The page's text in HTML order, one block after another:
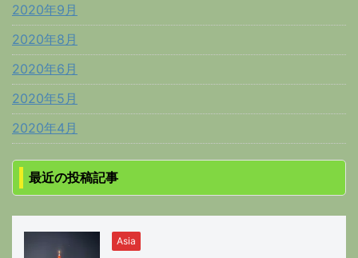
2020年9月
2020年8月
2020年6月
2020年5月
2020年4月
最近の投稿記事
Asia